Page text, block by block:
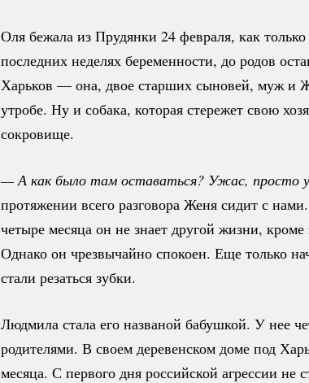
Оля бежала из Прудянки 24 февраля, как
последних неделях беременности, до родов
Харьков — она, двое старших сыновей, муж и
утробе. Ну и собака, которая стережет свою
сокровище.
— А как было там оставаться? Ужас, просто
протяжении всего разговора Женя сидит с
четыре месяца он не знает другой жизни,
Однако он чрезвычайно спокоен. Еще только
стали резаться зубки.
Людмила стала его названой бабушкой. У нее
родителями. В своем деревенском доме под
месяца. С первого дня российской агрессии не